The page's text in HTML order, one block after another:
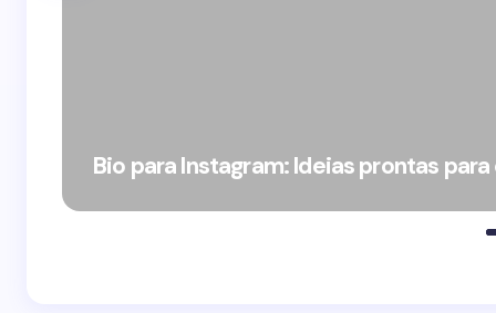
Bio para Instagram: Ideias prontas